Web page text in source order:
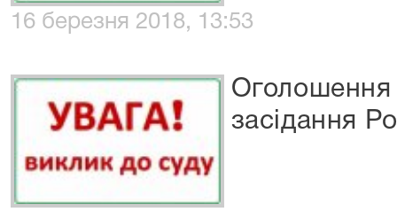
16 березня 2018, 13:53
Оголошення
засідання